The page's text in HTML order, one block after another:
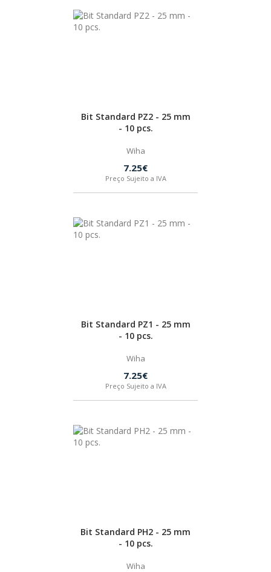
Bit Standard PZ2 - 25 mm
- 10 pcs.
Wiha
7.25€
Preço Sujeito a IVA
Bit Standard PZ1 - 25 mm
- 10 pcs.
Wiha
7.25€
Preço Sujeito a IVA
Bit Standard PH2 - 25 mm
- 10 pcs.
Wiha